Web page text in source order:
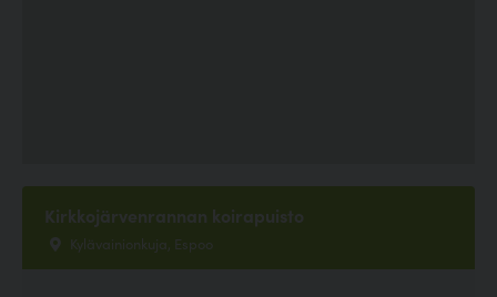
Kirkkojärvenrannan koirapuisto
Kylävainionkuja, Espoo